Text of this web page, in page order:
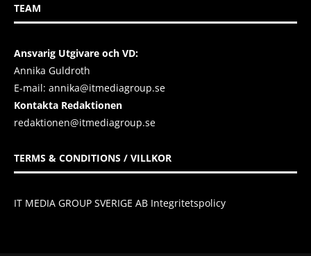
TEAM
Ansvarig Utgivare och VD:
Annika Guldroth
E-mail: annika@itmediagroup.se
Kontakta Redaktionen
redaktionen@itmediagroup.se
TERMS & CONDITIONS / VILLKOR
IT MEDIA GROUP SVERIGE AB Integritetspolicy